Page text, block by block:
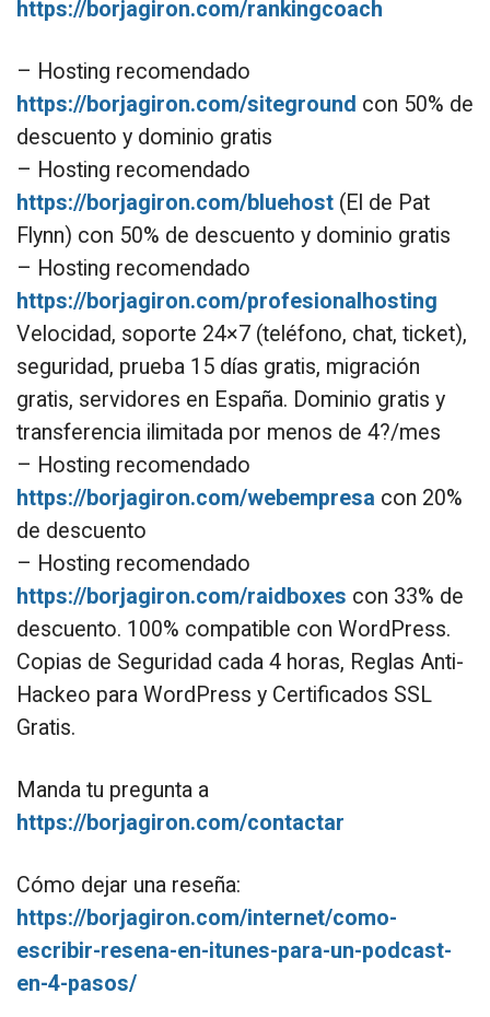
https://borjagiron.com/rankingcoach
– Hosting recomendado
https://borjagiron.com/siteground con 50% de
descuento y dominio gratis
– Hosting recomendado
https://borjagiron.com/bluehost (El de Pat
Flynn) con 50% de descuento y dominio gratis
– Hosting recomendado
https://borjagiron.com/profesionalhosting
Velocidad, soporte 24×7 (teléfono, chat, ticket),
seguridad, prueba 15 días gratis, migración
gratis, servidores en España. Dominio gratis y
transferencia ilimitada por menos de 4?/mes
– Hosting recomendado
https://borjagiron.com/webempresa con 20%
de descuento
– Hosting recomendado
https://borjagiron.com/raidboxes con 33% de
descuento. 100% compatible con WordPress.
Copias de Seguridad cada 4 horas, Reglas Anti-
Hackeo para WordPress y Certificados SSL
Gratis.
Manda tu pregunta a
https://borjagiron.com/contactar
Cómo dejar una reseña:
https://borjagiron.com/internet/como-
escribir-resena-en-itunes-para-un-podcast-
en-4-pasos/